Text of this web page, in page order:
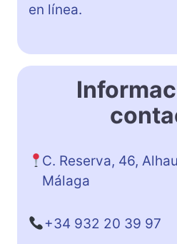
en línea.
C. Reserva, 46,
Málaga
+34 932 20 39 97